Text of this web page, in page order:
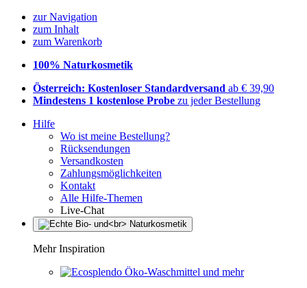
zur Navigation
zum Inhalt
zum Warenkorb
100% Naturkosmetik
Österreich: Kostenloser Standardversand ab € 39,90
Mindestens 1 kostenlose Probe zu jeder Bestellung
Hilfe
Wo ist meine Bestellung?
Rücksendungen
Versandkosten
Zahlungsmöglichkeiten
Kontakt
Alle Hilfe-Themen
Live-Chat
Mehr Inspiration
Öko-Waschmittel und mehr